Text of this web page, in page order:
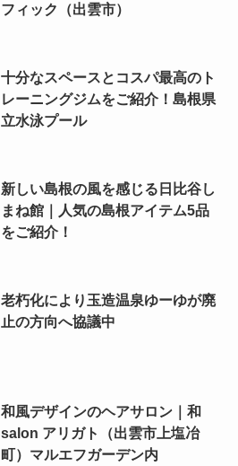
フィック（出雲市）
十分なスペースとコスパ最高のト
レーニングジムをご紹介！島根県
立水泳プール
新しい島根の風を感じる日比谷し
まね館｜人気の島根アイテム5品
をご紹介！
老朽化により玉造温泉ゆーゆが廃
止の方向へ協議中
和風デザインのヘアサロン｜和
salon アリガト（出雲市上塩冶
町）マルエフガーデン内